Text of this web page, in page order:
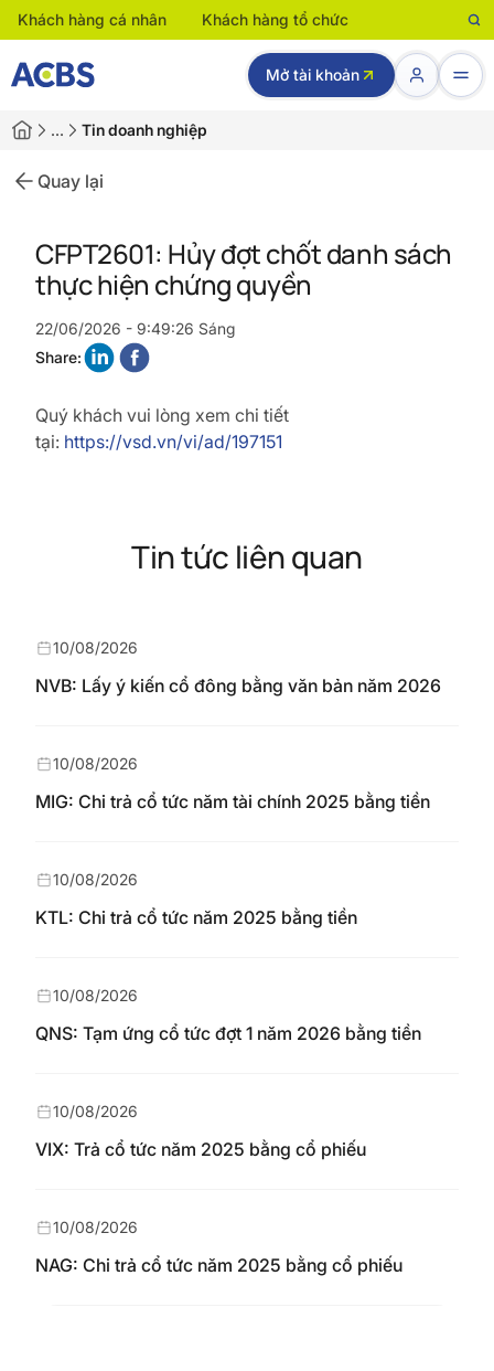
Khách hàng cá nhân Khách hàng tổ chức
Mở tài khoản
… Tin doanh nghiệp
Quay lại
CFPT2601: Hủy đợt chốt danh sách
thực hiện chứng quyền
22/06/2026 - 9:49:26 Sáng
Share:
Quý khách vui lòng xem chi tiết
tại: https://vsd.vn/vi/ad/197151
Tin tức liên quan
NVB: Lấy ý kiến cổ đông bằng văn bản năm 2026
10/08/2026
MIG: Chi trả cổ tức năm tài chính 2025 bằng tiền
10/08/2026
KTL: Chi trả cổ tức năm 2025 bằng tiền
10/08/2026
QNS: Tạm ứng cổ tức đợt 1 năm 2026 bằng tiền
10/08/2026
VIX: Trả cổ tức năm 2025 bằng cổ phiếu
10/08/2026
NAG: Chi trả cổ tức năm 2025 bằng cổ phiếu
10/08/2026